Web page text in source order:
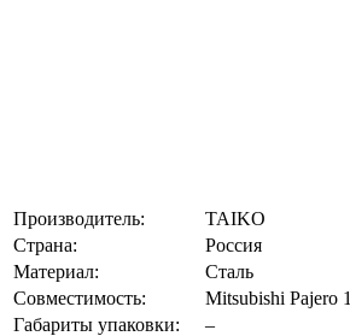
Производитель:
TAIKO
Страна:
Россия
Материал:
Сталь
Совместимость:
Mitsubishi Pajero
Габариты упаковки:
–